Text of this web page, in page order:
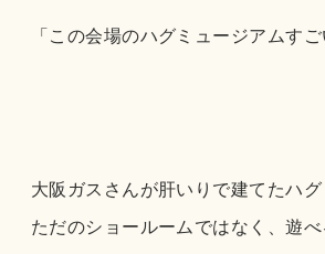
「この会場のハグミュージアムすご
大阪ガスさんが肝いりで建てたハグ
ただのショールームではなく、遊